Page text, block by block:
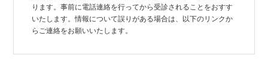
ります。事前に電話連絡を行ってから受診されることをおすす
いたします。情報について誤りがある場合は、以下のリンクか
らご連絡をお願いいたします。